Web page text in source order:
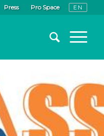
Press Pro Space